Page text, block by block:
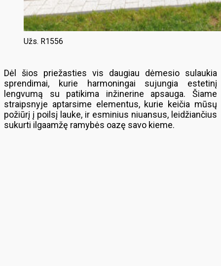
Užs. R1556
Dėl šios priežasties vis daugiau dėmesio sulaukia
sprendimai, kurie harmoningai sujungia estetinį
lengvumą su patikima inžinerine apsauga. Šiame
straipsnyje aptarsime elementus, kurie keičia mūsų
požiūrį į poilsį lauke, ir esminius niuansus, leidžiančius
sukurti ilgaamžę ramybės oazę savo kieme.